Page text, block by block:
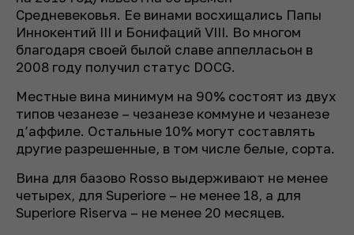
Средневековья. Ее винами восхищались Папы
Иннокентий III и Бонифаций VIII. Во многом
благодаря своей былой славе аппелласьон в
2008 году получил статус DOCG.
Местные вина минимум на 90% состоят из двух
типов чезанезе – чезанезе коммуне и чезанезе
д’аффиле. Остальные 10% могут составлять
другие разрешенные, в том числе белые, сорта.
Вина для базово Rosso выдерживают не менее
четырех, для Superiore – не менее 18, а для
Superiore Riserva – не менее 20 месяцев.